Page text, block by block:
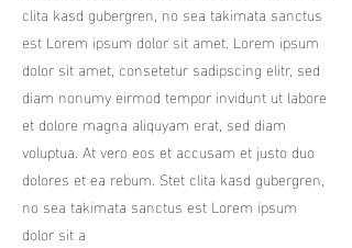
clita kasd gubergren, no sea takimata sanctus
est Lorem ipsum dolor sit amet. Lorem ipsum
dolor sit amet, consetetur sadipscing elitr, sed
diam nonumy eirmod tempor invidunt ut labore
et dolore magna aliquyam erat, sed diam
voluptua. At vero eos et accusam et justo duo
dolores et ea rebum. Stet clita kasd gubergren,
no sea takimata sanctus est Lorem ipsum
dolor sit a